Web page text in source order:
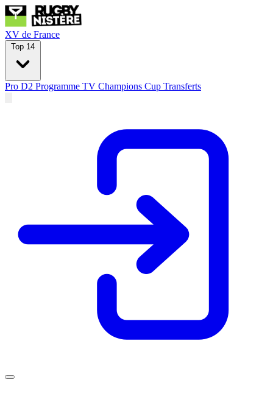
XV de France
Top 14
Pro D2 Programme TV Champions Cup Transferts